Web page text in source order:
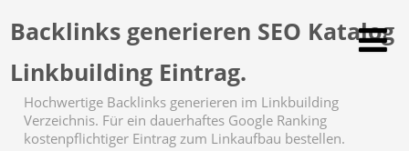
Backlinks generieren SEO Katalog
Linkbuilding Eintrag.
Hochwertige Backlinks generieren im Linkbuilding
Verzeichnis. Für ein dauerhaftes Google Ranking
kostenpflichtiger Eintrag zum Linkaufbau bestellen.